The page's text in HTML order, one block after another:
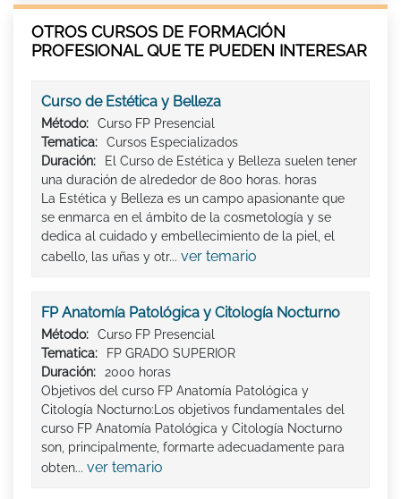
OTROS CURSOS DE FORMACIÓN
PROFESIONAL QUE TE PUEDEN INTERESAR
Curso de Estética y Belleza
Método:
Curso FP Presencial
Tematica:
Cursos Especializados
Duración:
El Curso de Estética y Belleza suelen tener
una duración de alrededor de 800 horas. horas
La Estética y Belleza es un campo apasionante que
se enmarca en el ámbito de la cosmetología y se
dedica al cuidado y embellecimiento de la piel, el
cabello, las uñas y otr... ver temario
FP Anatomía Patológica y Citología Nocturno
Método:
Curso FP Presencial
Tematica:
FP GRADO SUPERIOR
Duración:
2000 horas
Objetivos del curso FP Anatomía Patológica y
Citología Nocturno:Los objetivos fundamentales del
curso FP Anatomía Patológica y Citología Nocturno
son, principalmente, formarte adecuadamente para
obten... ver temario